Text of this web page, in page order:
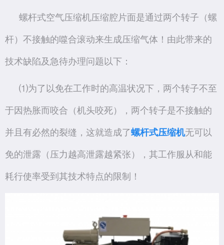
螺杆式空气压缩机压缩腔片面是通过两个转子（螺
杆）不接触的噬合滚动来生成压缩气体！由此带来的
技术缺陷及急待办理问题以下：
⑴为了以免在工作时的高温状况下，两个转子不至
于因热胀而咬合（机头咬死），两个转子是不接触的
并且有必然的裂缝，这就造成了螺杆式压缩机无可以
免的泄露（压力越高泄露越紧张），其工作服从和能
耗行使率受到其技术特点的限制！